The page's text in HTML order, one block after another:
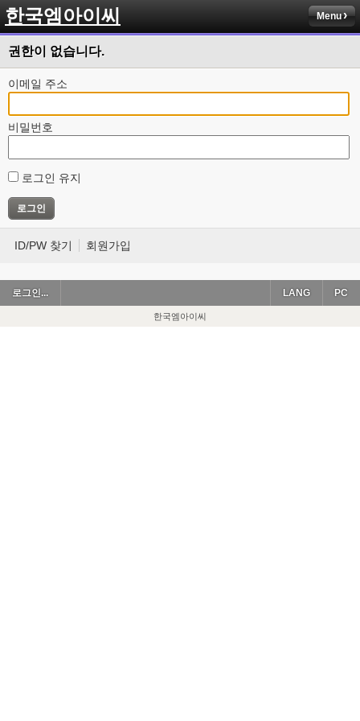
한국엠아이씨 Menu
권한이 없습니다.
이메일 주소
비밀번호
로그인 유지
ID/PW 찾기 회원가입
로그인... PC
LANG
한국엠아이씨